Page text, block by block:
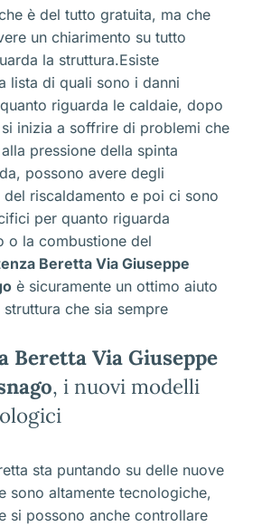
è del tutto gratuita, ma che
un chiarimento su tutto
la struttura.Esiste
lista di quali sono i danni
riguarda le caldaie, dopo
inizia a soffrire di problemi che
pressione della spinta
possono avere degli
del riscaldamento e poi ci sono
per quanto riguarda
o la combustione del
Beretta Via Giuseppe
è sicuramente un ottimo aiuto
che sia sempre
Beretta Via Giuseppe
, i nuovi modelli
sta puntando su delle nuove
sono altamente tecnologiche,
si possono anche controllare